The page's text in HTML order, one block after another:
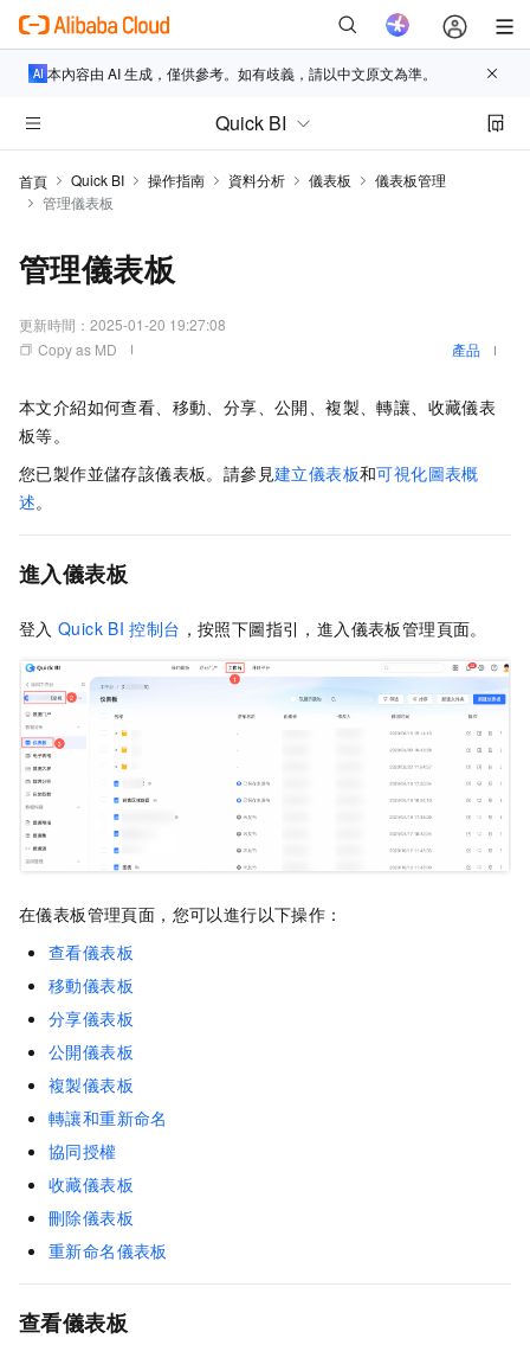
本內容由 AI 生成，僅供參考。如有歧義，請以中文原文為準。
Quick BI
首頁 Quick BI 操作指南 資料分析 儀表板
儀表板管理
管理儀表板
管理儀表板
更新時間： 2025-01-20 19:27:08
Copy as MD
產品
本文介紹如何查看、移動、分享、公開、複製、轉讓、收藏儀表
板等。
您已製作並儲存該儀表板。請參見建立儀表板和可視化圖表概
述。
進入儀表板
登入 Quick BI 控制台 ，按照下圖指引，進入儀表板管理頁面。
在儀表板管理頁面，您可以進行以下操作：
查看儀表板
移動儀表板
分享儀表板
公開儀表板
複製儀表板
轉讓和重新命名
協同授權
收藏儀表板
刪除儀表板
重新命名儀表板
查看儀表板